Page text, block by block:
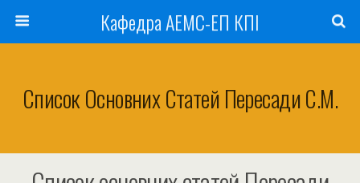
Кафедра АЕМС-ЕП КПІ
Список Основних Статей Пересади С.М.